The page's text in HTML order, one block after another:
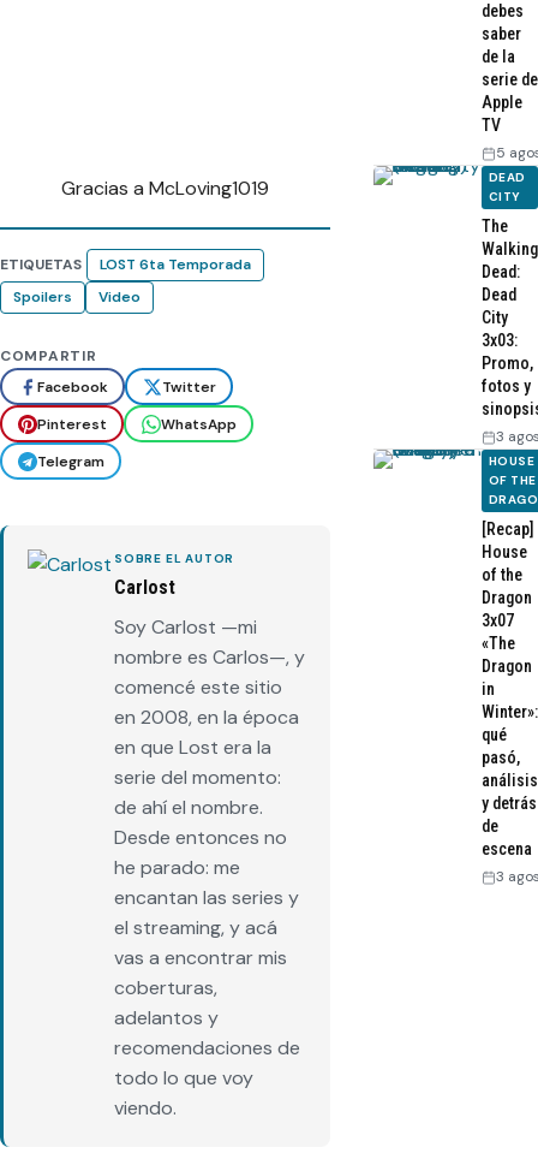
Gracias a McLoving1019
ETIQUETAS
LOST 6ta Temporada
Spoilers
Video
COMPARTIR
Facebook
Twitter
Pinterest
WhatsApp
Telegram
SOBRE EL AUTOR
Carlost
Soy Carlost —mi
nombre es Carlos—, y
comencé este sitio
en 2008, en la época
en que Lost era la
serie del momento:
de ahí el nombre.
Desde entonces no
he parado: me
encantan las series y
el streaming, y acá
vas a encontrar mis
coberturas,
adelantos y
recomendaciones de
todo lo que voy
viendo.
debes
saber
de la
serie de
Apple
TV
5
DEAD
CITY
The
Walking
Dead:
Dead
City
3x03:
Promo,
fotos y
3
HOUSE
OF THE
[Recap]
House
of the
Dragon
3x07
«The
Dragon
in
Winter»:
qué
pasó,
análisis
y detrás
de
escena
3